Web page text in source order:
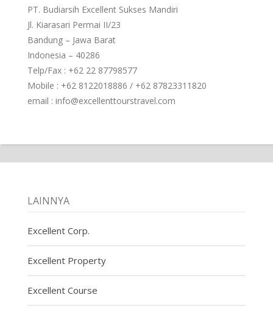
PT. Budiarsih Excellent Sukses Mandiri
Jl. Kiarasari Permai II/23
Bandung – Jawa Barat
Indonesia – 40286
Telp/Fax : +62 22 87798577
Mobile : +62 8122018886 / +62 87823311820
email : info@excellenttourstravel.com
LAINNYA
Excellent Corp.
Excellent Property
Excellent Course